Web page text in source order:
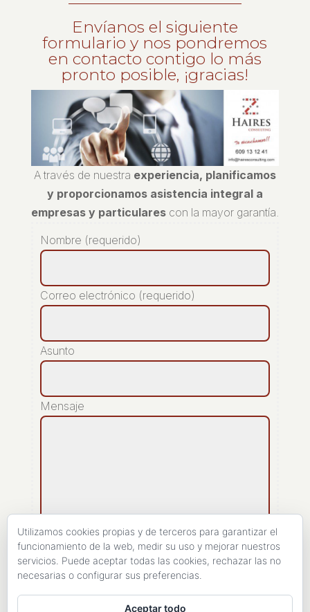
Envíanos el siguiente
formulario y nos pondremos
en contacto contigo lo más
pronto posible, ¡gracias!
A través de nuestra experiencia, planificamos
y proporcionamos asistencia integral a
empresas y particularescon la mayor garantía.
Nombre (requerido)
Correo electrónico (requerido)
Asunto
Mensaje
[recaptcha]
Utilizamos cookies propias y de terceros para garantizar el
funcionamiento de la web, medir su uso y mejorar nuestros
servicios. Puede aceptar todas las cookies, rechazar las no
necesarias o configurar sus preferencias.
Aceptar todo